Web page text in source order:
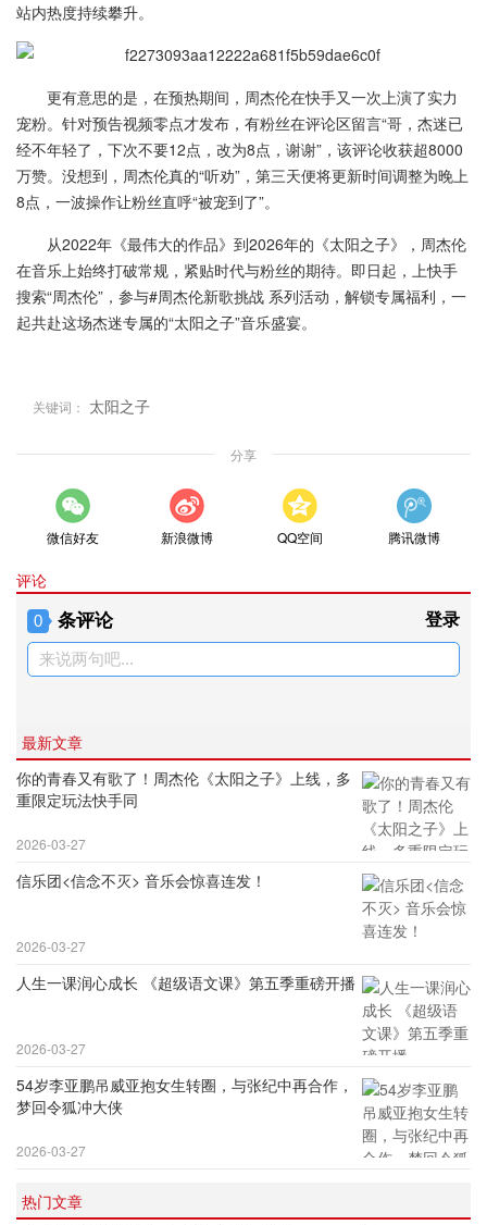
站内热度持续攀升。
更有意思的是，在预热期间，周杰伦在快手又一次上演了实力
宠粉。针对预告视频零点才发布，有粉丝在评论区留言“哥，杰迷已
经不年轻了，下次不要12点，改为8点，谢谢”，该评论收获超8000
万赞。没想到，周杰伦真的“听劝”，第三天便将更新时间调整为晚上
8点，一波操作让粉丝直呼“被宠到了”。
从2022年《最伟大的作品》到2026年的《太阳之子》，周杰伦
在音乐上始终打破常规，紧贴时代与粉丝的期待。即日起，上快手
搜索“周杰伦”，参与#周杰伦新歌挑战 系列活动，解锁专属福利，一
起共赴这场杰迷专属的“太阳之子”音乐盛宴。
关键词： 太阳之子
分享
微信好友 新浪微博 QQ空间 腾讯微博
评论
0 条评论 登录
来说两句吧...
最新文章
你的青春又有歌了！周杰伦《太阳之子》上线，多
重限定玩法快手同
2026-03-27
信乐团<信念不灭> 音乐会惊喜连发！
2026-03-27
人生一课润心成长 《超级语文课》第五季重磅开播
2026-03-27
54岁李亚鹏吊威亚抱女生转圈，与张纪中再合作，
梦回令狐冲大侠
2026-03-27
热门文章